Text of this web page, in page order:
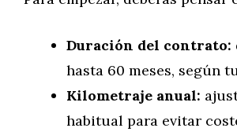
Duración del contrato:
hasta 60 meses, según
Kilometraje anual:
habitual para evitar